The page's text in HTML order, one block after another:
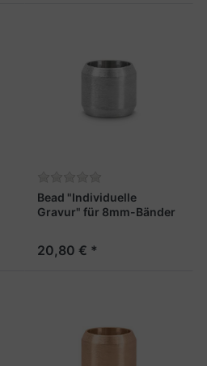
Bead "Individuelle
Gravur" für 8mm-Bänder
20,80 € *